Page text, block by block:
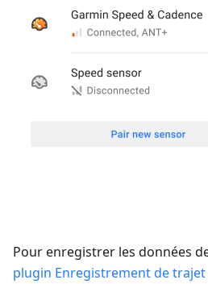
Pour enregistrer les données
plugin Enregistrement de trajet